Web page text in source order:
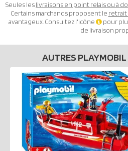
Seules leslivraisons en point relais ou à
Certains marchands proposent le retrait
avantageux. Consultez l'icône
pour
de livraison
AUTRES